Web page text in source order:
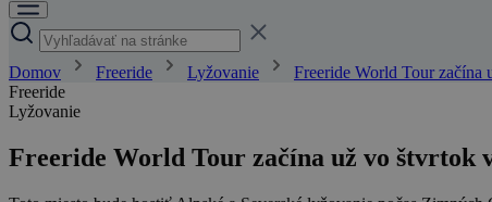
Domov Freeride Lyžovanie
Freeride World Tour
Freeride
Lyžovanie
Freeride World Tour začína už vo